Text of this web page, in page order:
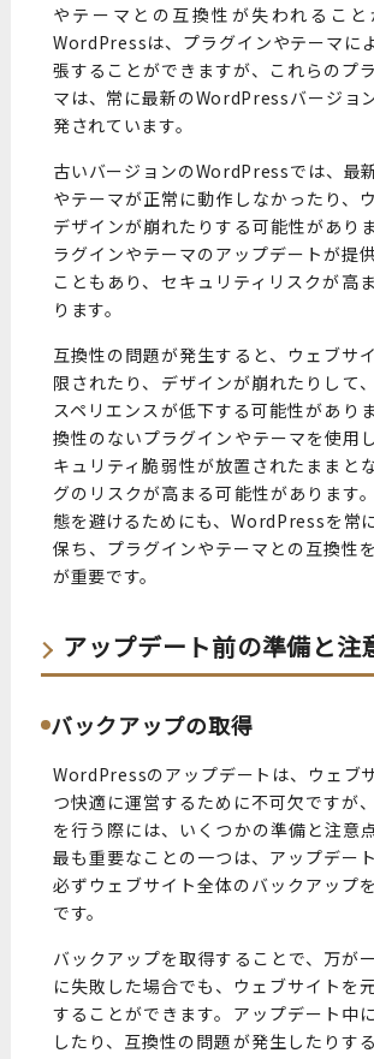
やテーマとの互換性が失われること
WordPressは、プラグインやテーマに
張することができますが、これらのプ
マは、常に最新のWordPressバージョ
発されています。
古いバージョンのWordPressでは、最
やテーマが正常に動作しなかったり、
デザインが崩れたりする可能性があり
ラグインやテーマのアップデートが提
こともあり、セキュリティリスクが高
ります。
互換性の問題が発生すると、ウェブサ
限されたり、デザインが崩れたりして
スペリエンスが低下する可能性があり
換性のないプラグインやテーマを使用
キュリティ脆弱性が放置されたままと
グのリスクが高まる可能性があります
態を避けるためにも、WordPressを常
保ち、プラグインやテーマとの互換性
が重要です。
アップデート前の準備と注
バックアップの取得
WordPressのアップデートは、ウェブ
つ快適に運営するために不可欠ですが
を行う際には、いくつかの準備と注意
最も重要なことの一つは、アップデー
必ずウェブサイト全体のバックアップ
です。
バックアップを取得することで、万が
に失敗した場合でも、ウェブサイトを
することができます。アップデート中
したり、互換性の問題が発生したりす